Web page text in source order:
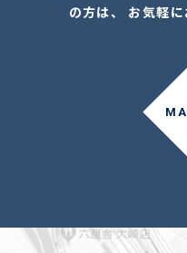
の方は、 お気軽に